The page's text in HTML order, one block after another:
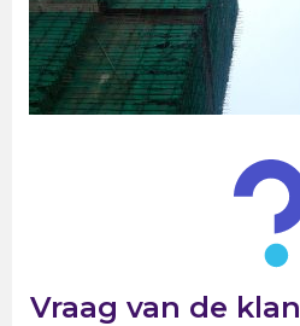
Vraag van de